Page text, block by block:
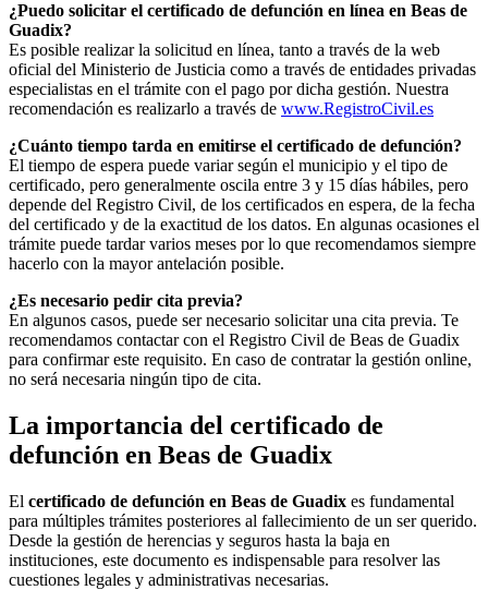
¿Puedo solicitar el certificado de defunción en línea en Beas de
Guadix?
Es posible realizar la solicitud en línea, tanto a través de la web
oficial del Ministerio de Justicia como a través de entidades privadas
especialistas en el trámite con el pago por dicha gestión. Nuestra
recomendación es realizarlo a través de www.RegistroCivil.es
¿Cuánto tiempo tarda en emitirse el certificado de defunción?
El tiempo de espera puede variar según el municipio y el tipo de
certificado, pero generalmente oscila entre 3 y 15 días hábiles, pero
depende del Registro Civil, de los certificados en espera, de la fecha
del certificado y de la exactitud de los datos. En algunas ocasiones el
trámite puede tardar varios meses por lo que recomendamos siempre
hacerlo con la mayor antelación posible.
¿Es necesario pedir cita previa?
En algunos casos, puede ser necesario solicitar una cita previa. Te
recomendamos contactar con el Registro Civil de Beas de Guadix
para confirmar este requisito. En caso de contratar la gestión online,
no será necesaria ningún tipo de cita.
La importancia del certificado de
defunción en Beas de Guadix
El certificado de defunción en Beas de Guadix es fundamental
para múltiples trámites posteriores al fallecimiento de un ser querido.
Desde la gestión de herencias y seguros hasta la baja en
instituciones, este documento es indispensable para resolver las
cuestiones legales y administrativas necesarias.